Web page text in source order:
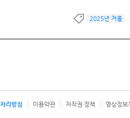
2025년 겨울
리방침 이용약관 저작권 정책 영상정보